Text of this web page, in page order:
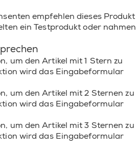
empfehlen dieses Produkt
ein Testprodukt oder nahmen
um den Artikel mit 1 Stern zu
wird das Eingabeformular
um den Artikel mit 2 Sternen zu
wird das Eingabeformular
um den Artikel mit 3 Sternen zu
wird das Eingabeformular